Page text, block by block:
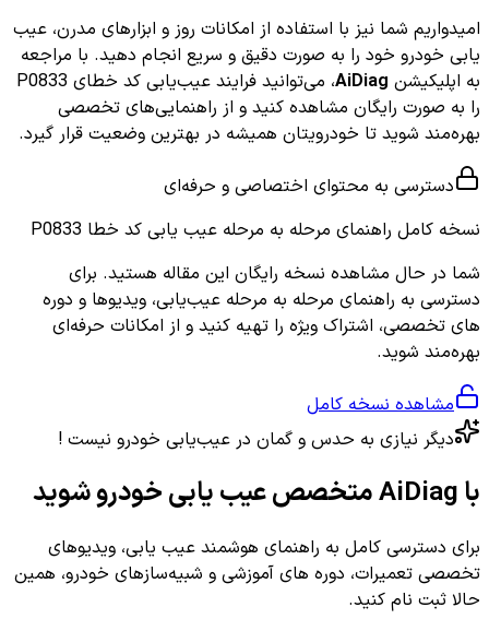
امیدواریم شما نیز با استفاده از امکانات روز و ابزارهای مدرن، عیب
یابی خودرو خود را به صورت دقیق و سریع انجام دهید. با مراجعه
به اپلیکیشن AiDiag
، می‌توانید فرایند عیب‌یابی کد خطای P0833
را به صورت رایگان مشاهده کنید و از راهنمایی‌های تخصصی
بهره‌مند شوید تا خودرویتان همیشه در بهترین وضعیت قرار گیرد.
دسترسی به محتوای اختصاصی و حرفه‌ای
نسخه کامل راهنمای مرحله به مرحله عیب یابی کد خطا P0833
شما در حال مشاهده نسخه رایگان این مقاله هستید. برای
دسترسی به راهنمای مرحله به مرحله عیب‌یابی، ویدیوها و دوره
های تخصصی، اشتراک ویژه را تهیه کنید و از امکانات حرفه‌ای
بهره‌مند شوید.
مشاهده نسخه کامل
دیگر نیازی به حدس و گمان در عیب‌یابی خودرو نیست !
با AiDiag متخصص عیب یابی خودرو شوید
برای دسترسی کامل به راهنمای هوشمند عیب یابی، ویدیوهای
تخصصی تعمیرات، دوره های آموزشی و شبیه‌سازهای خودرو، همین
حالا ثبت نام کنید.